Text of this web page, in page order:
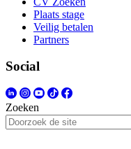
Plaats stage
Veilig betalen
Partners
Social
Zoeken